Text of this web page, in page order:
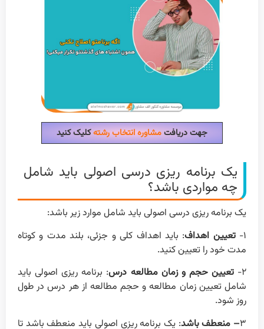
جهت دریافتمشاوره انتخاب رشتهکلیک کنید
یک برنامه ریزی درسی اصولی باید شامل
چه مواردی باشد؟
یک برنامه ریزی درسی اصولی باید شامل موارد زیر باشد:
۱- تعیین اهداف: باید اهداف کلی و جزئی، بلند مدت و کوتاه
مدت خود را تعیین کنید.
۲- تعیین حجم و زمان مطالعه درس: برنامه ریزی اصولی باید
شامل تعیین زمان مطالعه و حجم مطالعه از هر درس در طول
روز شود.
۳– منعطف باشد: یک برنامه ریزی اصولی باید منعطف باشد تا